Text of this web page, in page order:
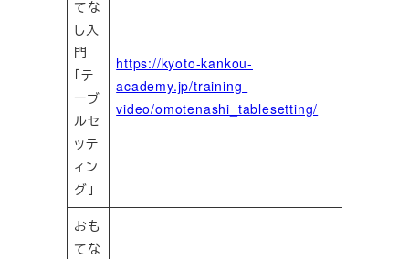
てな
し入
門
「テ
ーブ
ルセ
ッテ
ィン
グ」
https://kyoto-kankou-
academy.jp/training-
video/omotenashi_tablesetting/
おも
てな